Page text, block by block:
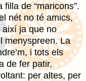
de “maricons”.
nét no té amics,
així ja que no
menyspreen. La
i tots els
de fer patir,
per altes, per